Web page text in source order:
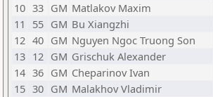
10 33 GM Matlakov Maxim
11
55 GM Bu Xiangzhi
12 40 GM Nguyen Ngoc Truong Son
13 12 GM Grischuk Alexander
14 36 GM Cheparinov Ivan
15 30 GM Malakhov Vladimir